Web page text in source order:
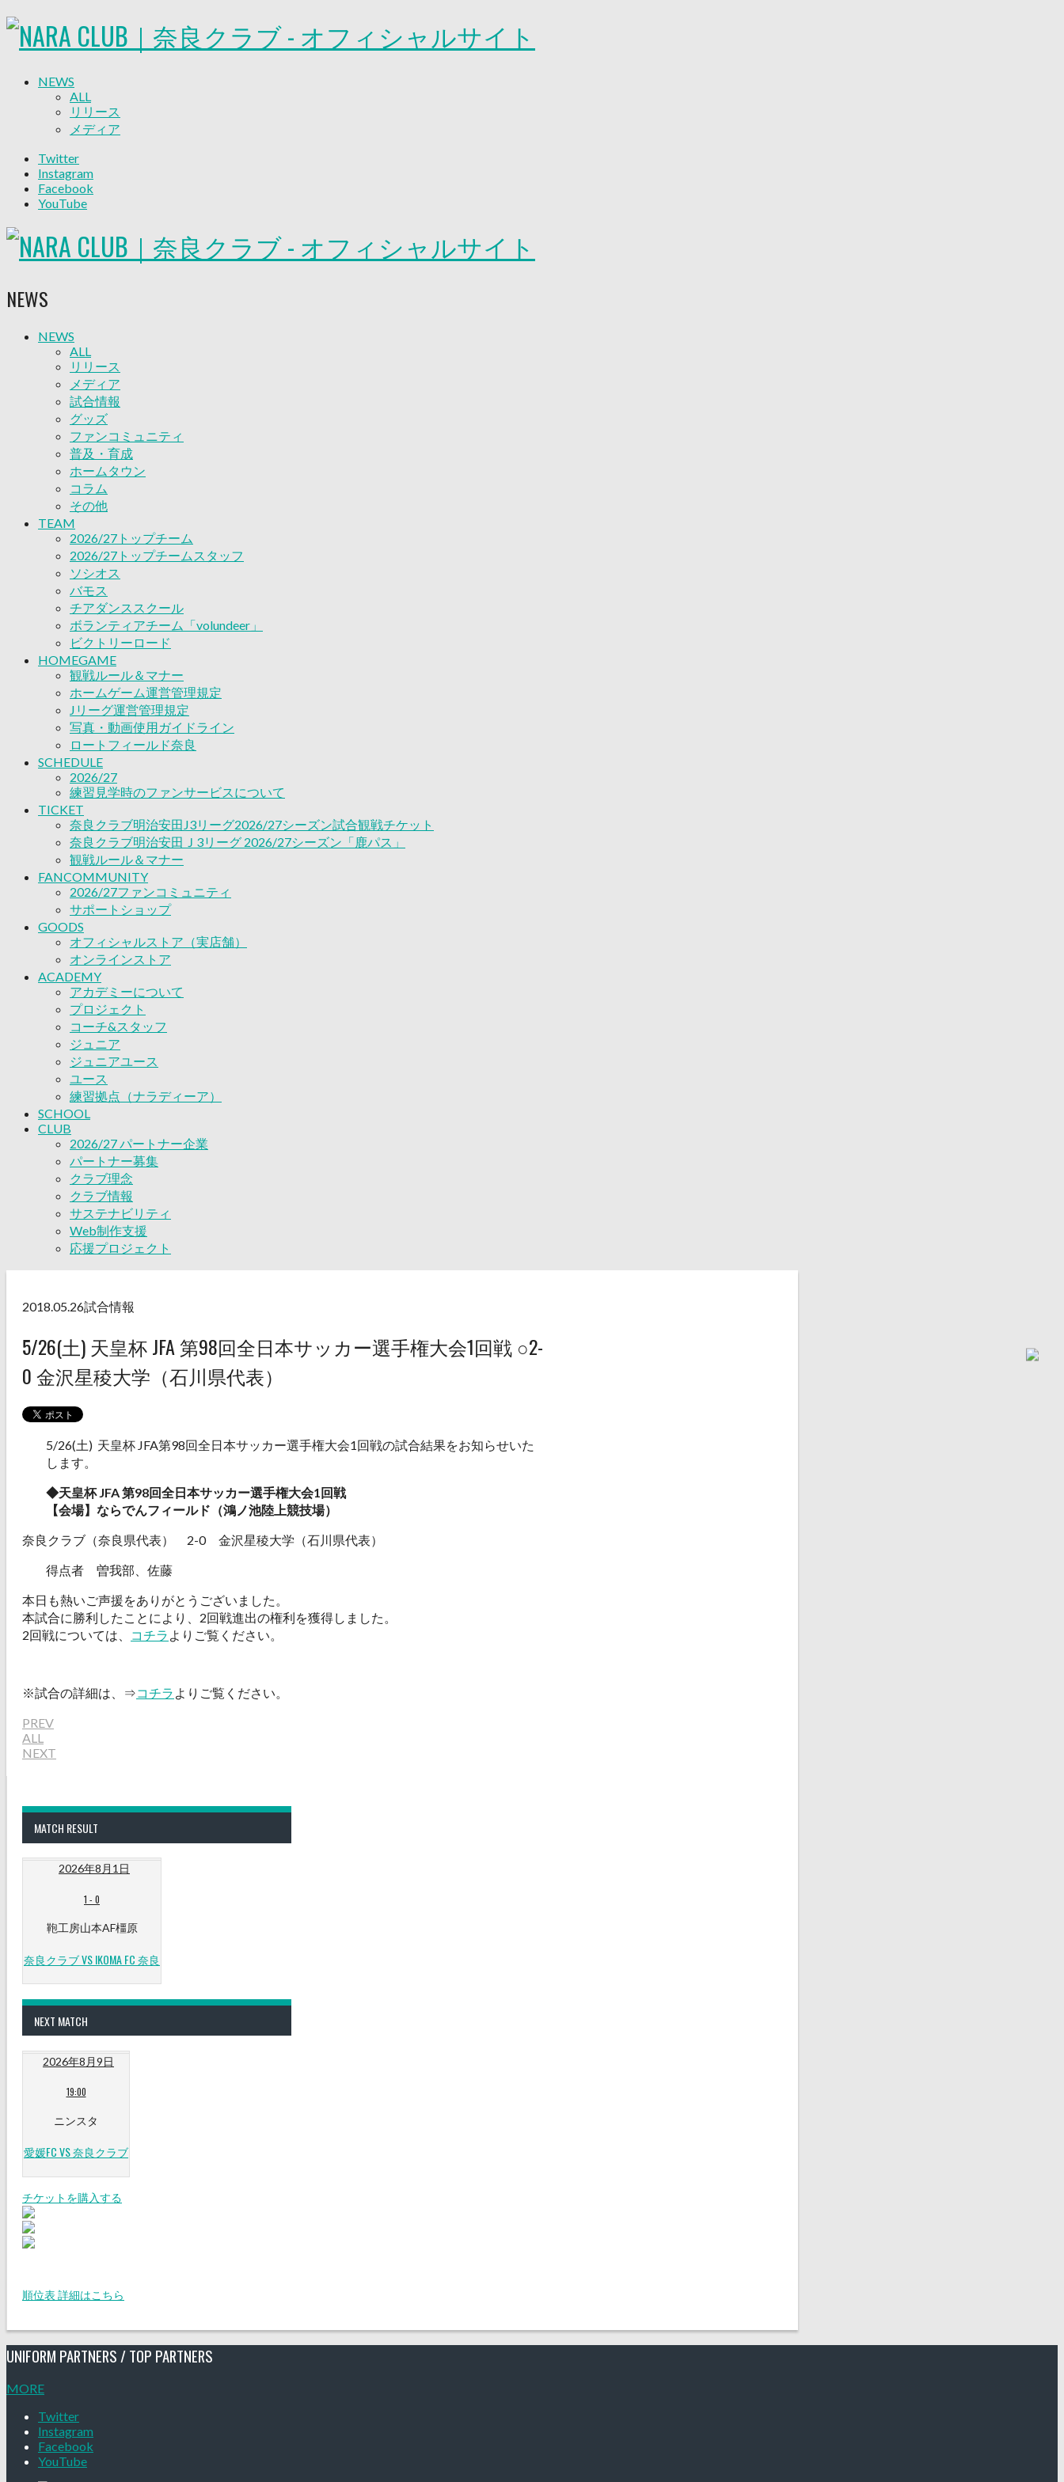
NEWS
ALL
リリース
メディア
グッズ
ファンコミュニティ
普及・育成
コラム
その他
バモス
チアダンススクール
ボランティアチーム「volundeer」
ビクトリーロード
HOMEGAME
観戦ルール＆マナー
ホームゲーム運営管理規定
Jリーグ運営管理規定
写真・動画使用ガイドライン
ロートフィールド奈良
SCHEDULE
2026/27
練習見学時のファンサービスについて
TICKET
奈良クラブ明治安田J3リーグ2026/27シーズン試合観戦チケット
奈良クラブ明治安田Ｊ3リーグ 2026/27シーズン「鹿パス」
観戦ルール＆マナー
FANCOMMUNITY
2026/27ファンコミュニティ
サポートショップ
GOODS
オフィシャルストア（実店舗）
オンラインストア
ACADEMY
アカデミーについて
プロジェクト
コーチ&スタッフ
ジュニア
ジュニアユース
ユース
練習拠点（ナラディーア）
SCHOOL
CLUB
2026/27 パートナー企業
パートナー募集
クラブ理念
クラブ情報
サステナビリティ
Web制作支援
応援プロジェクト
Twitter
Instagram
Facebook
YouTube
NEWS
NEWS
ALL
リリース
メディア
試合情報
グッズ
ファンコミュニティ
普及・育成
ホームタウン
コラム
その他
TEAM
2026/27トップチーム
2026/27トップチームスタッフ
ソシオス
バモス
チアダンススクール
ボランティアチーム「volundeer」
ビクトリーロード
HOMEGAME
観戦ルール＆マナー
ホームゲーム運営管理規定
Jリーグ運営管理規定
写真・動画使用ガイドライン
ロートフィールド奈良
SCHEDULE
2026/27
練習見学時のファンサービスについて
TICKET
奈良クラブ明治安田J3リーグ2026/27シーズン試合観戦チケット
奈良クラブ明治安田Ｊ3リーグ 2026/27シーズン「鹿パス」
観戦ルール＆マナー
FANCOMMUNITY
2026/27ファンコミュニティ
サポートショップ
GOODS
オフィシャルストア（実店舗）
オンラインストア
ACADEMY
アカデミーについて
プロジェクト
コーチ&スタッフ
ジュニア
ジュニアユース
ユース
練習拠点（ナラディーア）
SCHOOL
CLUB
2026/27 パートナー企業
パートナー募集
クラブ理念
クラブ情報
サステナビリティ
Web制作支援
応援プロジェクト
2018.05.26試合情報
5/26(土) 天皇杯 JFA 第98回全日本サッカー選手権大会1回戦 ○2-
0 金沢星稜大学（石川県代表）
5/26(土) 天皇杯 JFA第98回全日本サッカー選手権大会1回戦の試合結果をお知らせいた
します。
◆天皇杯 JFA 第98回全日本サッカー選手権大会1回戦
【会場】ならでんフィールド（鴻ノ池陸上競技場）
奈良クラブ（奈良県代表） 2-0 金沢星稜大学（石川県代表）
得点者 曽我部、佐藤
本日も熱いご声援をありがとうございました。
本試合に勝利したことにより、2回戦進出の権利を獲得しました。
2回戦については、
コチラ よりご覧ください。
※試合の詳細は、⇒コチラ よりご覧ください。
PREV
ALL
NEXT
MATCH RESULT
2026年8月1日
1 - 0
鞄工房山本AF橿原
奈良クラブ VS IKOMA FC 奈良
NEXT MATCH
2026年8月9日
19:00
ニンスタ
愛媛FC VS 奈良クラブ
チケットを購入する
順位表 詳細はこちら
UNIFORM PARTNERS / TOP PARTNERS
MORE
Twitter
Instagram
Facebook
YouTube